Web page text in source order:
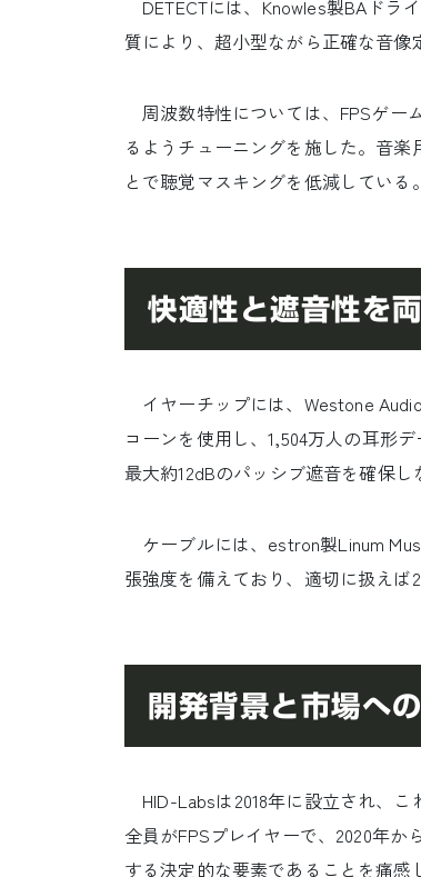
DETECTには、Knowles製BAドラ
質により、超小型ながら正確な音像
周波数特性については、FPSゲー
るようチューニングを施した。音
とで聴覚マスキングを低減している。
快適性と遮音性を
イヤーチップには、Westone
コーンを使用し、1,504万人の耳形
最大約12dBのパッシブ遮音を確保
ケーブルには、estron製Linum
張強度を備えており、適切に扱えば
開発背景と市場へ
HID-Labsは2018年に設立され、
全員がFPSプレイヤーで、2020年
する決定的な要素であることを痛感